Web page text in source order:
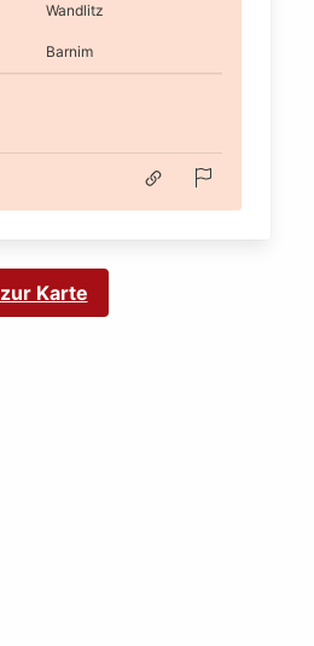
Wandlitz
Barnim
zur Karte